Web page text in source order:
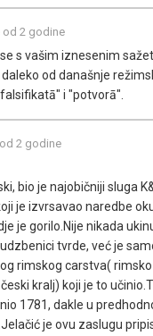
od 2 godine
s vašim iznesenim
od današnje
i "potvorā".
2 godine
bio je najobičniji sluga
je izvrsavao naredbe
je gorilo.Nije nikada
tvrde, već je
rimskog carstva(
kralj) koji je to
1781, dakle u
je ovu zaslugu